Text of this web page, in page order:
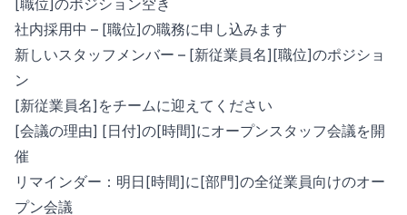
[職位]のポジション空き
社内採用中 – [職位]の職務に申し込みます
新しいスタッフメンバー – [新従業員名][職位]のポジショ
ン
[新従業員名]をチームに迎えてください
[会議の理由] [日付]の[時間]にオープンスタッフ会議を開
催
リマインダー：明日[時間]に[部門]の全従業員向けのオー
プン会議